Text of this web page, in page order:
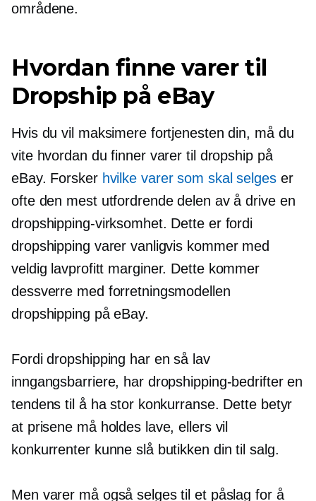
områdene.
Hvordan finne varer til
Dropship på eBay
Hvis du vil maksimere fortjenesten din, må du
vite hvordan du finner varer til dropship på
eBay. Forsker hvilke varer som skal selgeser
ofte den mest utfordrende delen av å drive en
dropshipping-virksomhet. Dette er fordi
dropshipping varer vanligvis kommer med
veldig lavprofitt marginer. Dette kommer
dessverre med forretningsmodellen
dropshipping på eBay.
Fordi dropshipping har en så lav
inngangsbarriere, har dropshipping-bedrifter en
tendens til å ha stor konkurranse. Dette betyr
at prisene må holdes lave, ellers vil
konkurrenter kunne slå butikken din til salg.
Men varer må også selges til et påslag for å